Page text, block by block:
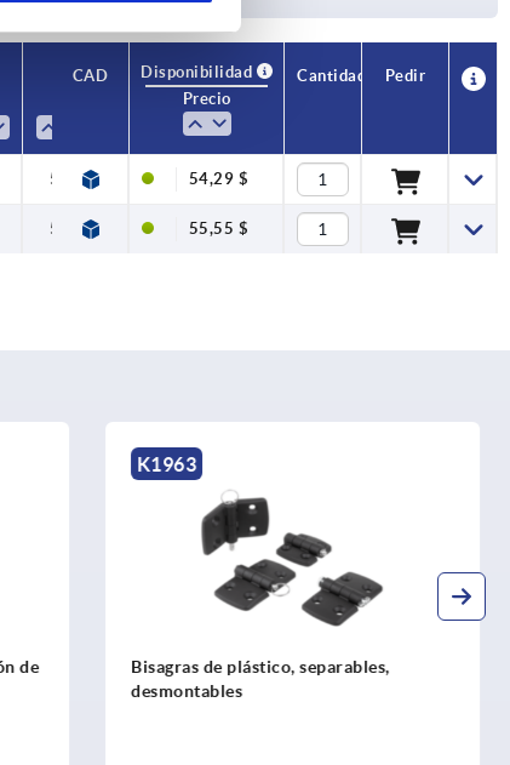
CAD
Disponibilidad
Precio
Cantidad Pedir
50 54,29 $
50 55,55 $
K1084
Bisagras de acero inoxidable 1.4401
pulido